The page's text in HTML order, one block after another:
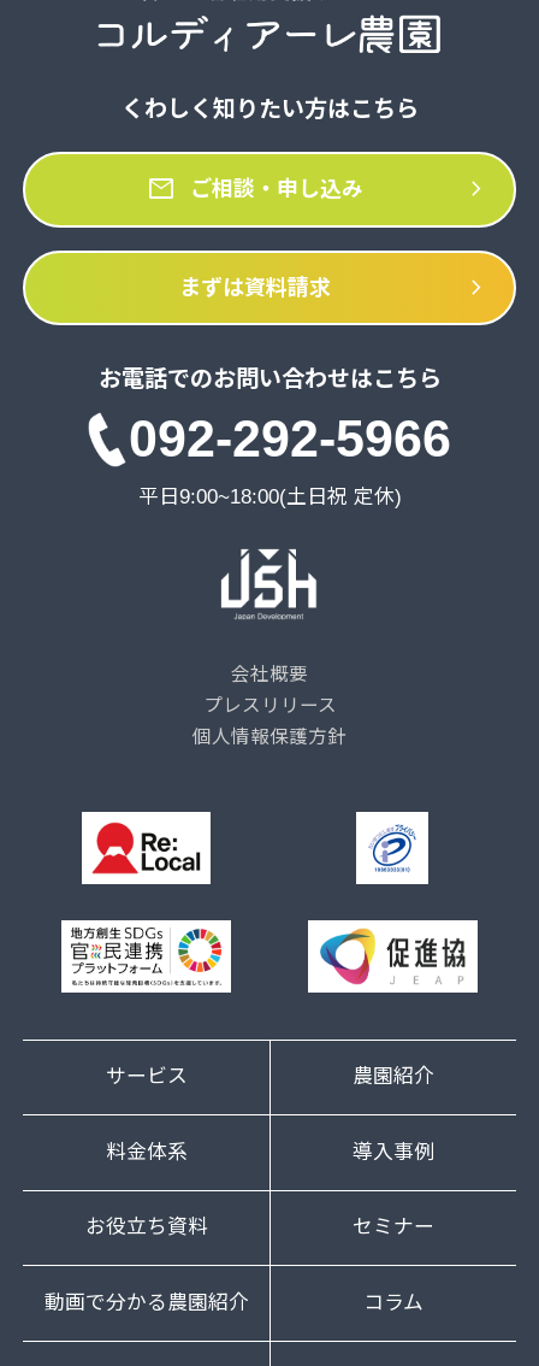
くわしく知りたい方はこちら
mail ご相談・申し込み chevron_right
まずは資料請求 chevron_right
お電話でのお問い合わせはこちら
092-292-5966
平日9:00~18:00(土日祝 定休)
会社概要
プレスリリース
個人情報保護方針
サービス 農園紹介
料金体系 導入事例
お役立ち資料 セミナー
動画で分かる農園紹介 コラム